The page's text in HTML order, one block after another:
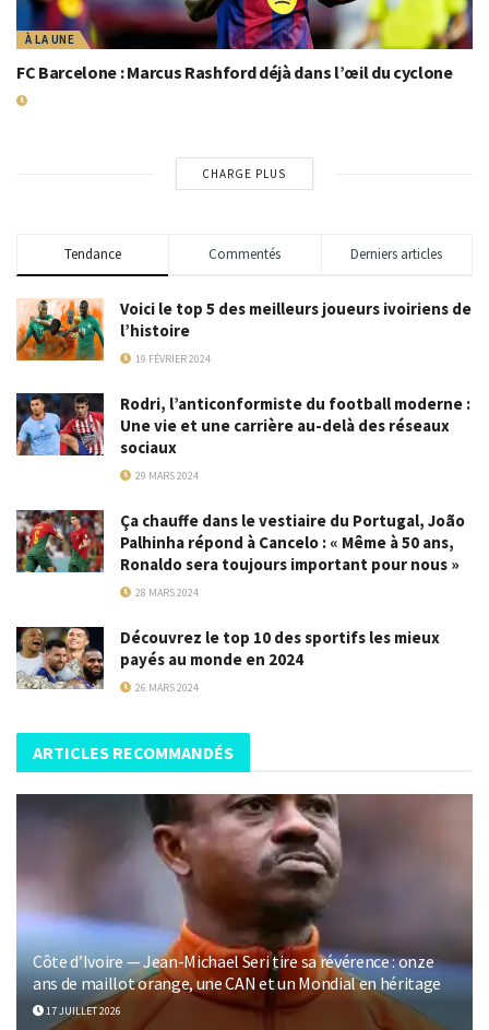
À LA UNE
FC Barcelone : Marcus Rashford déjà dans l’œil du cyclone
CHARGE PLUS
Tendance Commentés Derniers articles
Voici le top 5 des meilleurs joueurs ivoiriens de
l’histoire
19 FÉVRIER 2024
Rodri, l’anticonformiste du football moderne :
Une vie et une carrière au-delà des réseaux
sociaux
29 MARS 2024
Ça chauffe dans le vestiaire du Portugal, João
Palhinha répond à Cancelo : « Même à 50 ans,
Ronaldo sera toujours important pour nous »
28 MARS 2024
Découvrez le top 10 des sportifs les mieux
payés au monde en 2024
26 MARS 2024
ARTICLES RECOMMANDÉS
Côte d’Ivoire — Jean-Michael Seri tire sa révérence : onze
ans de maillot orange, une CAN et un Mondial en héritage
17 JUILLET 2026